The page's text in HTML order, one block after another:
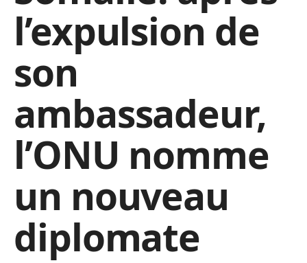
l’expulsion de
son
ambassadeur,
l’ONU nomme
un nouveau
diplomate